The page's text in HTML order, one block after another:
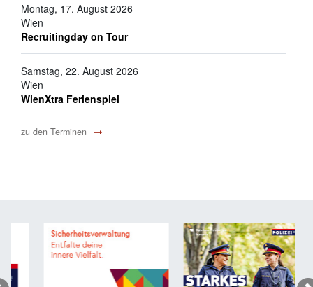
Montag, 17. August 2026
Wien
Recruitingday on Tour
Samstag, 22. August 2026
Wien
WienXtra Ferienspiel
zu den Terminen